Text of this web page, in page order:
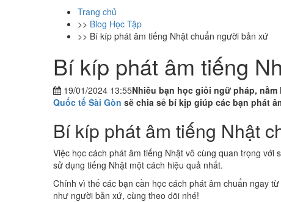
Trang chủ
>> Blog Học Tập
>> Bí kíp phát âm tiếng Nhật chuẩn người bản xứ
Bí kíp phát âm tiếng
19/01/2024 13:55Nhiều bạn học giỏi ngữ pháp,
Quốc tế Sài Gòn sẽ chia sẻ bí kịp giúp các bạn phát
Bí kíp phát âm tiếng Nhật
Việc học cách phát âm tiếng Nhật vô cùng quan trọng
sử dụng tiếng Nhật một cách hiệu quả nhất.
Chính vì thế các bạn cần học cách phát âm chuẩn ngay
như người bản xứ, cùng theo dõi nhé!